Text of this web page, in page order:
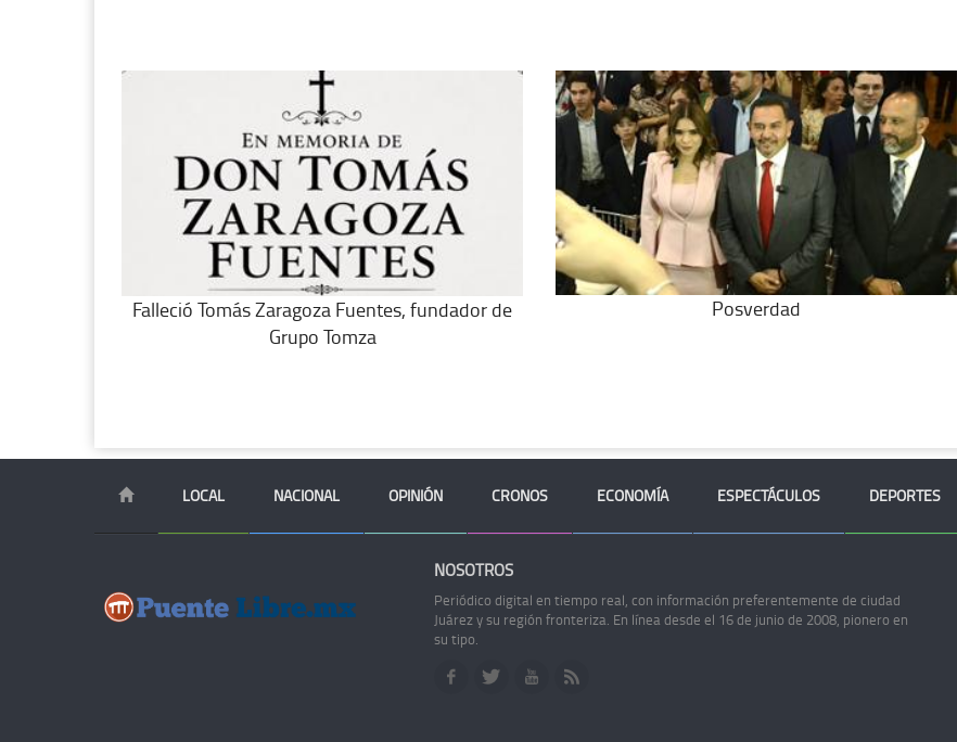
Falleció Tomás Zaragoza Fuentes, fundador de
Grupo Tomza
Posverdad
LOCAL NACIONAL OPINIÓN CRONOS ECONOMÍA ESPECTÁCULOS DEPORTES
NOSOTROS
Periódico digital en tiempo real, con información preferentemente de ciudad
Juárez y su región fronteriza. En línea desde el 16 de junio de 2008, pionero en
su tipo.